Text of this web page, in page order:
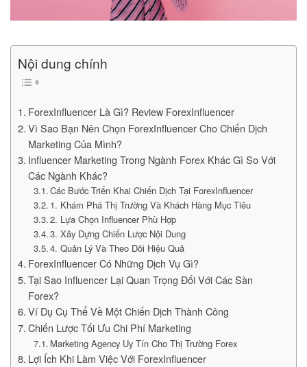
Nội dung chính
ForexInfluencer Là Gì? Review ForexInfluencer
Vì Sao Bạn Nên Chọn ForexInfluencer Cho Chiến Dịch
Marketing Của Mình?
Influencer Marketing Trong Ngành Forex Khác Gì So Với
Các Ngành Khác?
Các Bước Triển Khai Chiến Dịch Tại ForexInfluencer
1. Khám Phá Thị Trường Và Khách Hàng Mục Tiêu
2. Lựa Chọn Influencer Phù Hợp
3. Xây Dựng Chiến Lược Nội Dung
4. Quản Lý Và Theo Dõi Hiệu Quả
ForexInfluencer Có Những Dịch Vụ Gì?
Tại Sao Influencer Lại Quan Trọng Đối Với Các Sàn
Forex?
Ví Dụ Cụ Thể Về Một Chiến Dịch Thành Công
Chiến Lược Tối Ưu Chi Phí Marketing
Marketing Agency Uy Tín Cho Thị Trường Forex
Lợi Ích Khi Làm Việc Với ForexInfluencer